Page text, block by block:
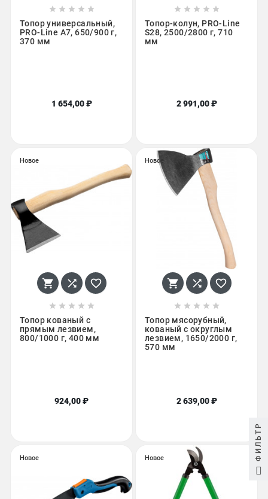
    
Топор универсальный,
PRO-Line A7, 650/900 г,
370 мм
1 654,00 ₽
    
Топор-колун, PRO-Line
S28, 2500/2800 г, 710
мм
2 991,00 ₽
Новое
  
    
Топор кованый с
прямым лезвием,
800/1000 г, 400 мм
924,00 ₽
Новое
  
    
Топор мясорубный,
кованый с округлым
лезвием, 1650/2000 г,
570 мм
2 639,00 ₽
Новое Новое ФИЛЬТР